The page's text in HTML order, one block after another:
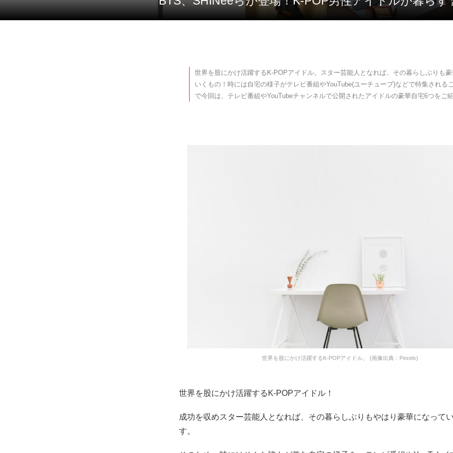
世界を股にかけ活躍するK-POPアイドル。スター芸能人となれば、その暮らしぶりも
いくもの！時には自宅の様子がテレビ番組やYouTube(ユーチューブ)などで特集される
で今回は、テレビ番組やYouTubeチャンネルで公開されたアイドルの豪華自宅6つをご
世界を股にかけ活躍するK-POPアイドル。 (画像出典：Pexels)
世界を股にかけ活躍するK-POPアイドル！
成功を収めスター芸能人となれば、その暮らしぶりもやはり豪華になって
す。